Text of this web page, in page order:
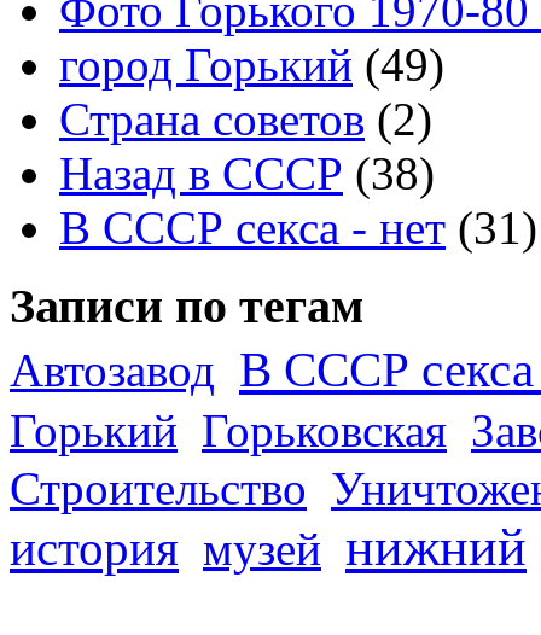
город Горький (49)
Страна советов (2)
Назад в СССР (38)
В СССР секса - нет (31)
Записи по тегам
Автозавод В СССР секса
Горький Горьковская
Строительство
история музей нижний